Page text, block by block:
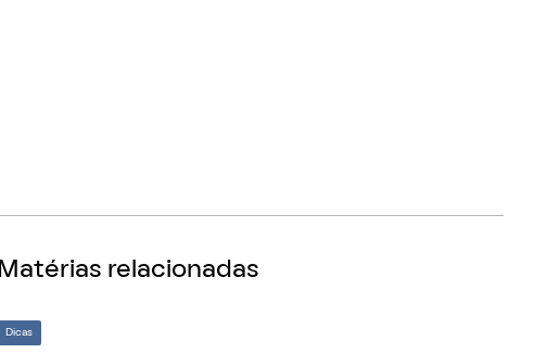
Matérias relacionadas
Dicas